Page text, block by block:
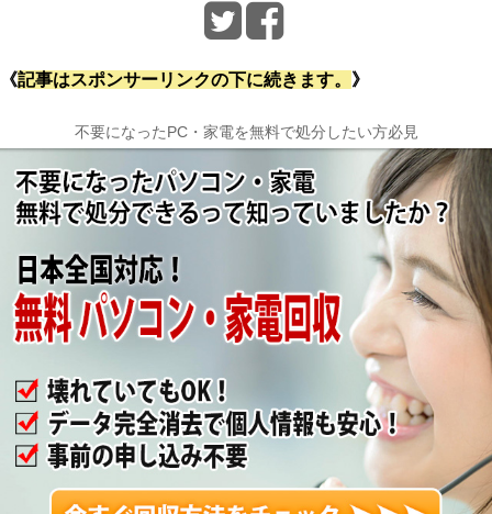
《記事はスポンサーリンクの下に続きます。 》
不要になったPC・家電を無料で処分したい方必見